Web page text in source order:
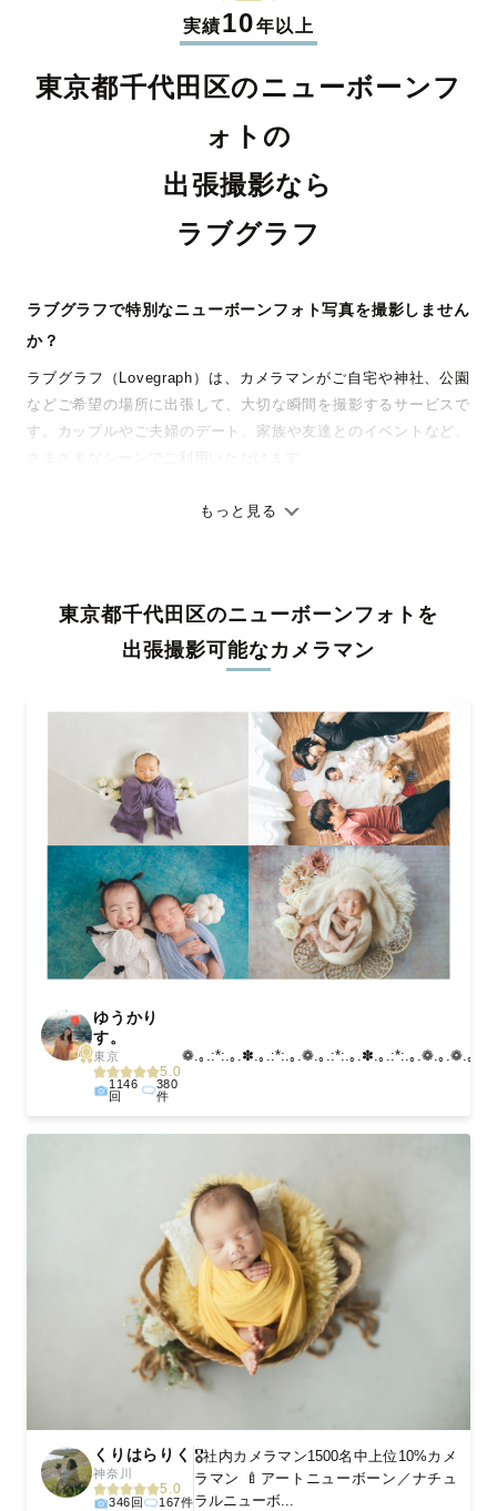
実績10年以上
東京都千代田区のニューボーンフ
ォトの
出張撮影なら
ラブグラフ
ラブグラフで特別なニューボーンフォト写真を撮影しません
か？
ラブグラフ（Lovegraph）は、カメラマンがご自宅や神社、公園
などご希望の場所に出張して、大切な瞬間を撮影するサービスで
す。カップルやご夫婦のデート、家族や友達とのイベントなど、
ありのままの空気感を大切に、何十年経っても見返したくなるよ
料金は全国どこでも一律。わかりやすく安心の価格設定です。オ
リジナルの研修と厳正な審査に合格し、撮影技術やホスピタリテ
ィを身につけたプロのカメラマンが全国47都道府県に在籍してい
丁寧なレタッチで思い出を美しく仕上げます
撮影後は、独自の編集技術で写真の明るさや色合いを丁寧に調
整。自然な雰囲気を残しつつも、おしゃれで洗練された仕上がり
に。きっと「こんな写真を撮ってほしかった！」と思える一枚に
出会えます。まずは、ラブグラフの 撮影事例をご覧ください。
もっと見る
東京都千代田区のニューボーンフォトを
出張撮影可能なカメラマン
ゆうかり
す。
東京
5.0
1146
回
380
件
❁.｡.:*:.｡.✽.｡.:*:.｡.❁.｡.:*:.｡.✽.｡.:*:.｡.❁.｡.❁.｡...
くりはらりく
神奈川
5.0
346回 167件
🎖️社内カメラマン1500名中上位10%カメ
ラマン 🍼アートニューボーン／ナチュ
ラルニューボ...